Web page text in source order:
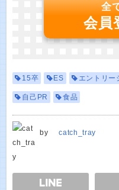
全
会員
15卒 ES エントリー
自己PR 食品
by catch_tray
TWEET